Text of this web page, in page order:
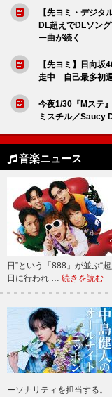
【先ヨミ・デジタ
DL超えでDLソン
ー曲が続く
【先ヨミ】日向
走中 自己最多初
今夜1/30『Mステ
ミスチル／Saucy
音楽ニュース
日”という「888」が並ぶ“
日に行われ … 続きを読む
ーソナリティを担当する